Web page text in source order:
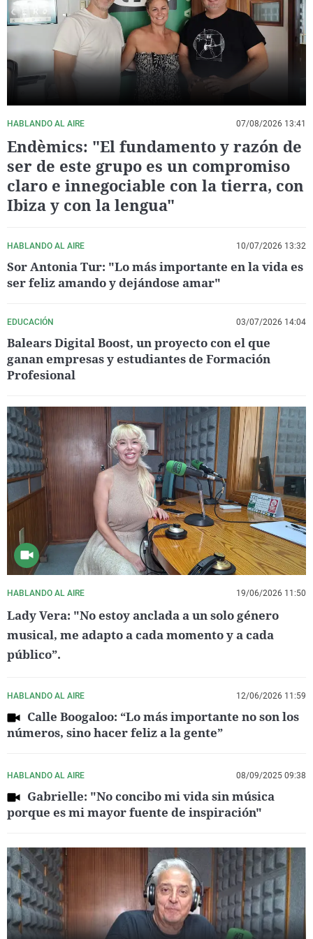
La rosa de los vientos
Gente viajera
Como el perro y el
Caso
Retornados
Equipo de
Operación Viuda
Extremadura
Galicia
La Rioja
Navarra
País Vasco
Virales
Televisión
Elecciones
HABLANDO AL AIRE 07/08/2026 13:41
Endèmics: "El fundamento y razón de
ser de este grupo es un compromiso
claro e innegociable con la tierra, con
Ibiza y con la lengua"
HABLANDO AL AIRE 10/07/2026 13:32
Sor Antonia Tur: "Lo más importante en la vida es
ser feliz amando y dejándose amar"
EDUCACIÓN 03/07/2026 14:04
Balears Digital Boost, un proyecto con el que
ganan empresas y estudiantes de Formación
Profesional
HABLANDO AL AIRE 19/06/2026 11:50
Lady Vera: "No estoy anclada a un solo género
musical, me adapto a cada momento y a cada
público”.
HABLANDO AL AIRE 12/06/2026 11:59
Calle Boogaloo: “Lo más importante no son los
números, sino hacer feliz a la gente”
HABLANDO AL AIRE 08/09/2025 09:38
Gabrielle: "No concibo mi vida sin música
porque es mi mayor fuente de inspiración"